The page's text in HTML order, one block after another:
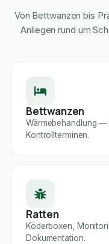
Von Bettwanzen bis
Anliegen rund um
Bettwanzen
Wärmebehandlung
Kontrollterminen.
Ratten
Köderboxen,
Dokumentation.